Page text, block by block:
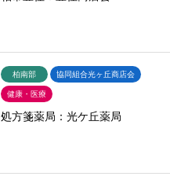
柏南部 協同組合光ヶ丘商店会
健康・医療
処方箋薬局：光ケ丘薬局